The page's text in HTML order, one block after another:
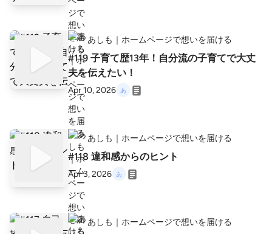
あしも｜ホームページで想いを届ける
#119 子育て歴13年！自分流の子育てで大丈
夫を伝えたい！
Apr 10, 2026
あしも｜ホームページで想いを届ける
#118 違和感からのヒント
Apr 3, 2026
あしも｜ホームページで想いを届ける